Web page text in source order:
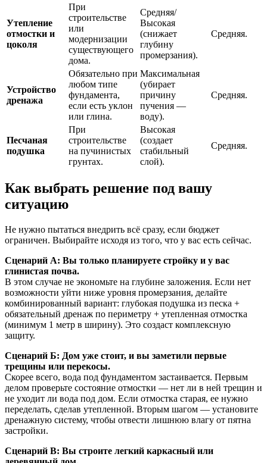
Утепление
отмостки и
цоколя
При
строительстве
или
модернизации
существующего
дома.
Средняя/
Высокая
(снижает
глубину
промерзания).
Средняя.
Устройство
дренажа
Обязательно при
любом типе
фундамента,
если есть уклон
или глина.
Максимальная
(убирает
причину
пучения —
воду).
Средняя.
Песчаная
подушка
При
строительстве
на пучинистых
грунтах.
Высокая
(создает
стабильный
слой).
Средняя.
Как выбрать решение под вашу
ситуацию
Не нужно пытаться внедрить всё сразу, если бюджет
ограничен. Выбирайте исходя из того, что у вас есть сейчас.
Сценарий А: Вы только планируете стройку и у вас
глинистая почва.
В этом случае не экономьте на глубине заложения. Если нет
возможности уйти ниже уровня промерзания, делайте
комбинированный вариант: глубокая подушка из песка +
обязательный дренаж по периметру + утепленная отмостка
(минимум 1 метр в ширину). Это создаст комплексную
защиту.
Сценарий Б: Дом уже стоит, и вы заметили первые
трещины или перекосы.
Скорее всего, вода под фундаментом застаивается. Первым
делом проверьте состояние отмостки — нет ли в ней трещин и
не уходит ли вода под дом. Если отмостка старая, ее нужно
переделать, сделав утепленной. Вторым шагом — установите
дренажную систему, чтобы отвести лишнюю влагу от пятна
застройки.
Сценарий В: Вы строите легкий каркасный или